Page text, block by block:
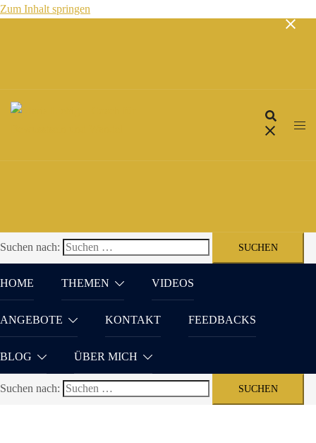
Zum Inhalt springen
Suchen nach:
HOME THEMEN VIDEOS
ANGEBOTE KONTAKT FEEDBACKS
BLOG ÜBER MICH
Suchen nach: